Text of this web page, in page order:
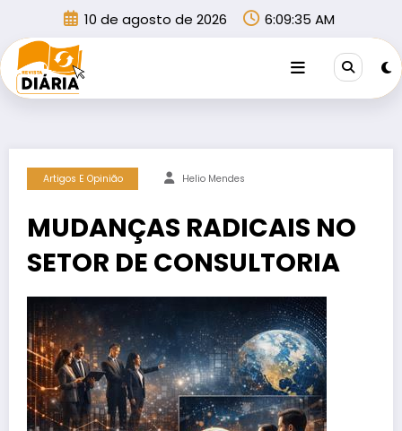
conteúdo
10 de agosto de 2026 6:09:35 AM
Artigos E Opinião Helio Mendes
MUDANÇAS RADICAIS NO
SETOR DE CONSULTORIA